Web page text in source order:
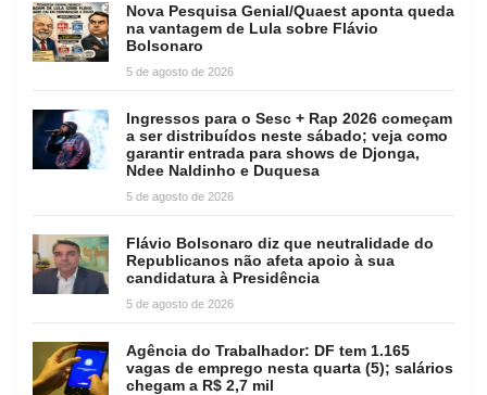
Nova Pesquisa Genial/Quaest aponta queda
na vantagem de Lula sobre Flávio
Bolsonaro
5 de agosto de 2026
Ingressos para o Sesc + Rap 2026 começam
a ser distribuídos neste sábado; veja como
garantir entrada para shows de Djonga,
Ndee Naldinho e Duquesa
5 de agosto de 2026
Flávio Bolsonaro diz que neutralidade do
Republicanos não afeta apoio à sua
candidatura à Presidência
5 de agosto de 2026
Agência do Trabalhador: DF tem 1.165
vagas de emprego nesta quarta (5); salários
chegam a R$ 2,7 mil